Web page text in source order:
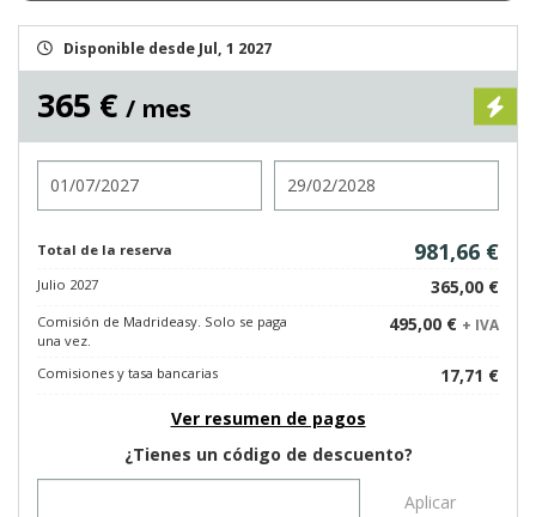
Disponible desde Jul, 1 2027
365 € / mes
Total de la reserva 981,66 €
Julio 2027 365,00 €
Comisión de Madrideasy. Solo se paga
una vez.
495,00 € + IVA
Comisiones y tasa bancarias
17,71 €
Ver resumen de pagos
¿Tienes un código de descuento?
Aplicar